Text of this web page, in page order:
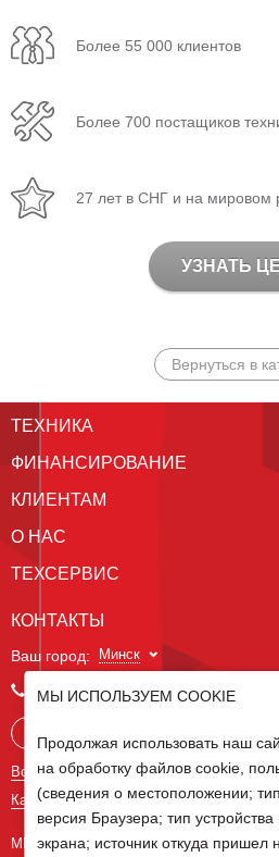
Более 55 000 клиентов
Более 700 постащиков
27 лет в СНГ и на мировом
УЗНАТЬ
Вернуться в
ТЕХНИКА
ФИНАНСИРОВАНИЕ
КЛИЕНТАМ
О НАС
ТЕХСЕРВИС
КОНТАКТЫ
Ваш город: Минск
+375 29 238 97 34
Все контакты
Карта сайта
МЫ В СОЦ СЕТЯХ
МЫ ИСПОЛЬЗУЕМ COOKIE
Продолжая использовать наш
на обработку файлов cookie,
(сведения о местоположении;
версия Браузера; тип
экрана; источник откуда пришел